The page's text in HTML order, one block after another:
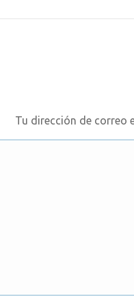
Tu dirección de correo